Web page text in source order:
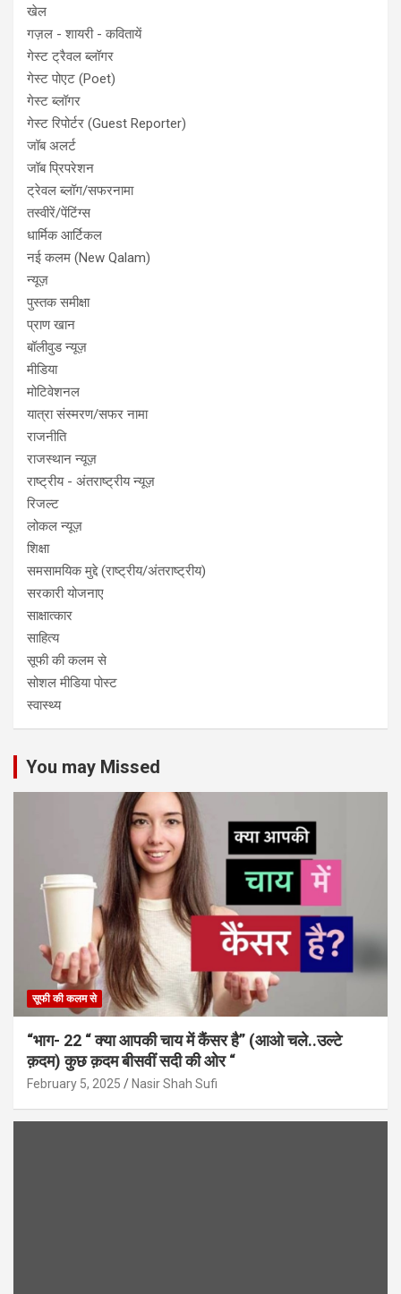
खेल
गज़ल - शायरी - कवितायें
गेस्ट ट्रैवल ब्लॉगर
गेस्ट पोएट (Poet)
गेस्ट ब्लॉगर
गेस्ट रिपोर्टर (Guest Reporter)
जॉब अलर्ट
जॉब प्रिपरेशन
ट्रेवल ब्लॉग/सफरनामा
तस्वीरें/पेंटिंग्स
धार्मिक आर्टिकल
नई कलम (New Qalam)
न्यूज़
पुस्तक समीक्षा
प्राण खान
बॉलीवुड न्यूज़
मीडिया
मोटिवेशनल
यात्रा संस्मरण/सफर नामा
राजनीति
राजस्थान न्यूज़
राष्ट्रीय - अंतराष्ट्रीय न्यूज़
रिजल्ट
लोकल न्यूज़
शिक्षा
समसामयिक मुद्दे (राष्ट्रीय/अंतराष्ट्रीय)
सरकारी योजनाए
साक्षात्कार
साहित्य
सूफी की कलम से
सोशल मीडिया पोस्ट
स्वास्थ्य
You may Missed
सूफी की कलम से
“भाग- 22 “ क्या आपकी चाय में कैंसर है” (आओ चले..उल्टे
क़दम) कुछ क़दम बीसवीं सदी की ओर “
February 5, 2025 Nasir Shah Sufi